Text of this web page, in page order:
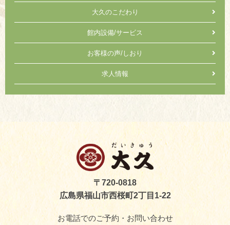
大久のこだわり
館内設備/サービス
お客様の声/しおり
求人情報
〒720-0818
広島県福山市西桜町2丁目1-22
お電話でのご予約・お問い合わせ